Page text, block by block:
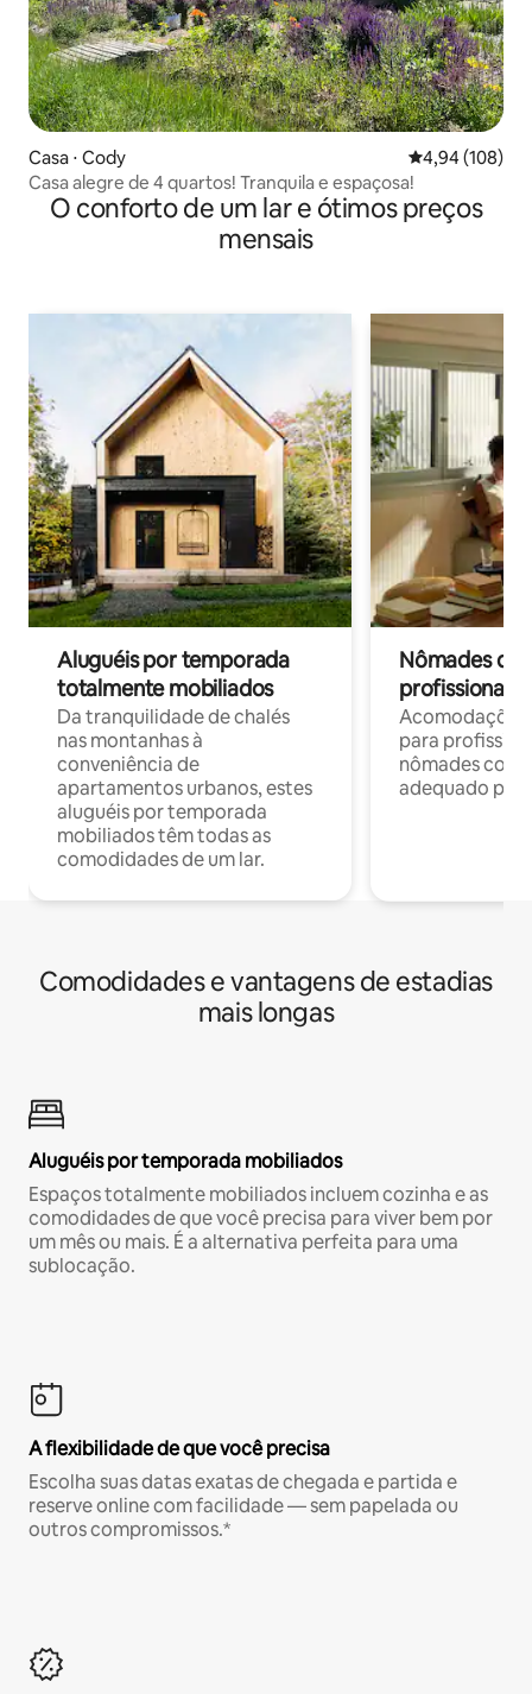
Casa ⋅ Cody 4,94 de uma
4,94 (108)
Casa alegre de 4 quartos! Tranquila e espaçosa!
O conforto de um lar e ótimos preços
mensais
Aluguéis por temporada
totalmente mobiliados
Da tranquilidade de chalés
nas montanhas à
conveniência de
apartamentos urbanos, estes
aluguéis por temporada
mobiliados têm todas as
comodidades de um lar.
Nômades
profissionais
para
nômades com
adequado
Comodidades e vantagens de estadias
mais longas
Aluguéis por temporada mobiliados
Espaços totalmente mobiliados incluem cozinha e as
comodidades de que você precisa para viver bem por
um mês ou mais. É a alternativa perfeita para uma
sublocação.
A flexibilidade de que você precisa
Escolha suas datas exatas de chegada e partida e
reserve online com facilidade — sem papelada ou
outros compromissos.*